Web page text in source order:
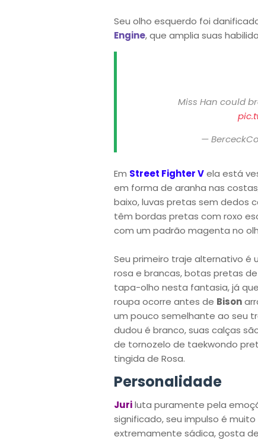
Seu olho esquerdo foi
Engine, que amplia suas
Miss Han could
—
Em Street Fighter Vela está
em forma de aranha nas
baixo, luvas pretas sem dedos
têm bordas pretas com roxo
com um padrão magenta no
Seu primeiro traje alternativo é
rosa e brancas, botas pretas
tapa-olho nesta fantasia, já
roupa ocorre antes de Bison
um pouco semelhante ao seu
dudou é branco, suas calças
de tornozelo de taekwondo
tingida de Rosa.
Personalidade
Juriluta puramente pela
significado, seu impulso é
extremamente sádica, gosta